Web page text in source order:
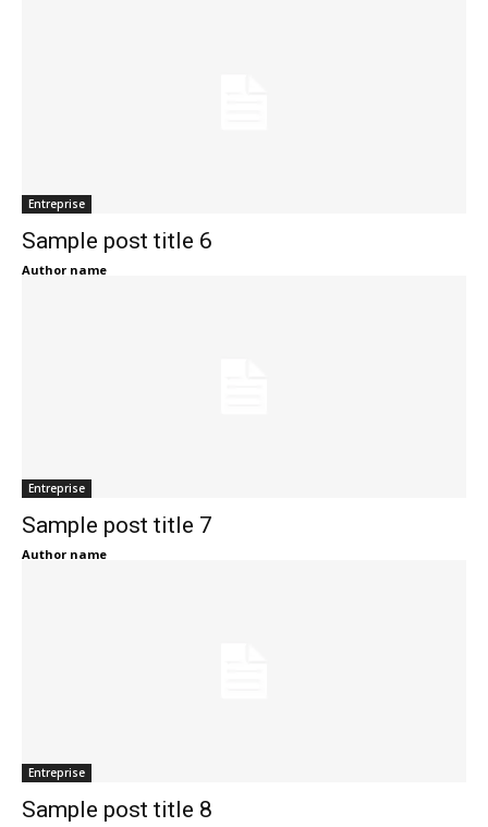
Entreprise
Sample post title 6
Author name
Entreprise
Sample post title 7
Author name
Entreprise
Sample post title 8